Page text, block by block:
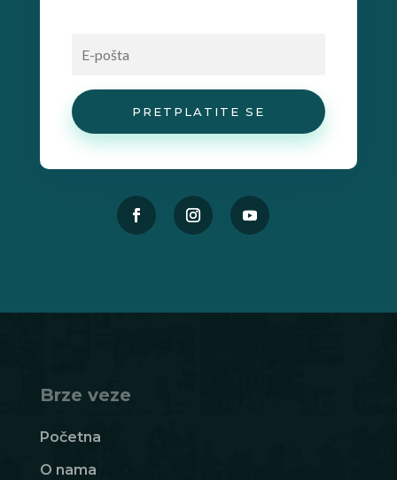
PRETPLATITE SE
Brze veze
Početna
O nama